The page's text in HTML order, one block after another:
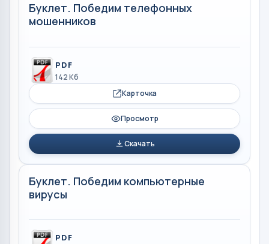
Буклет. Победим телефонных
мошенников
PDF
142 Кб
Карточка
Просмотр
Скачать
Буклет. Победим компьютерные
вирусы
PDF